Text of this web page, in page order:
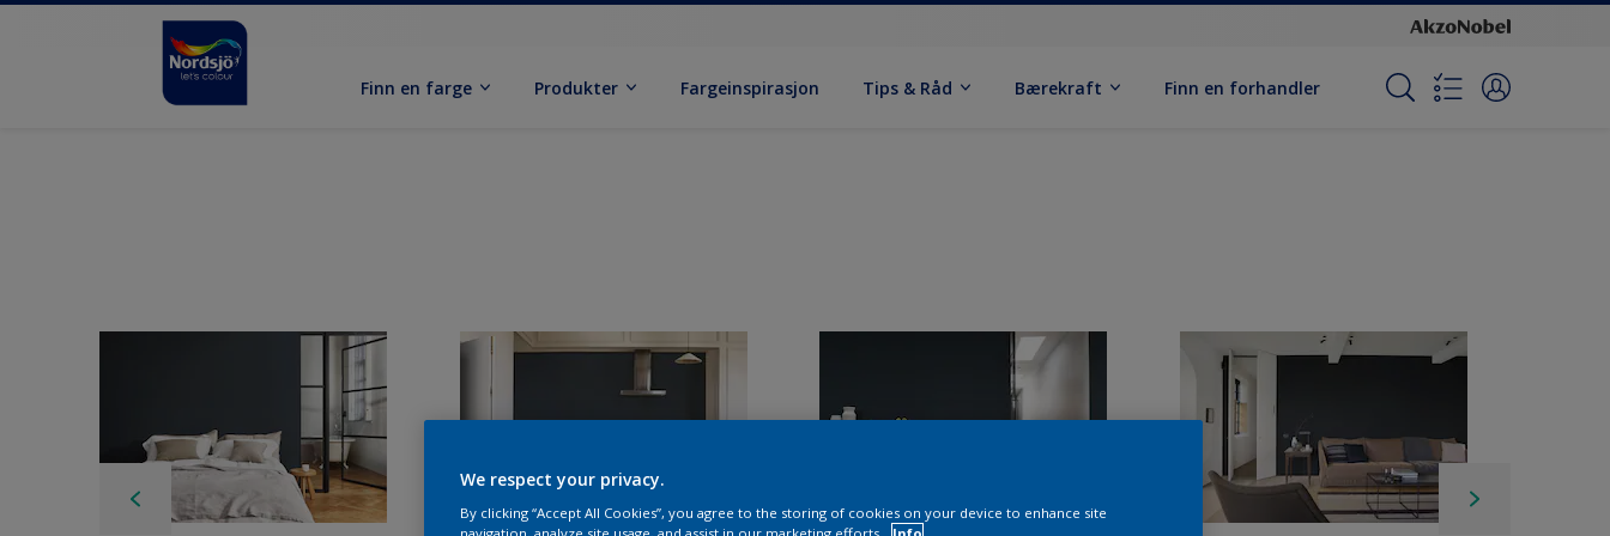
Finn en farge Produkter Fargeinspirasjon Tips & Råd Bærekraft Finn en forhandler
We respect your privacy.
By clicking “Accept All Cookies”, you agree to the storing of cookies on your device to enhance site